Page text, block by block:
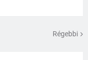
Régebbi